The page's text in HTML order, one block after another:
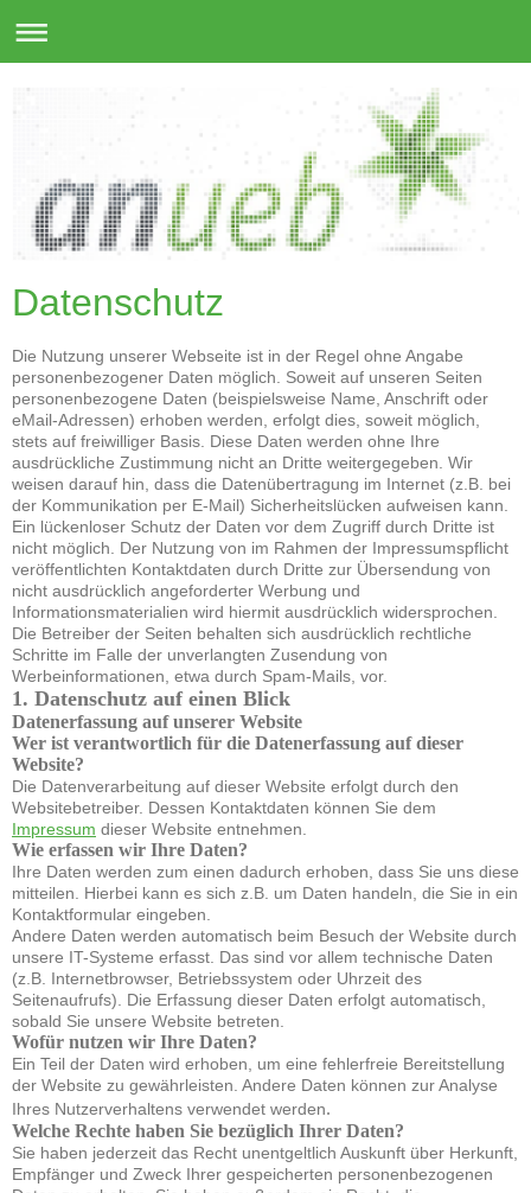
Datenschutz
Die Nutzung unserer Webseite ist in der Regel ohne Angabe
personenbezogener Daten möglich. Soweit auf unseren Seiten
personenbezogene Daten (beispielsweise Name, Anschrift oder
eMail-Adressen) erhoben werden, erfolgt dies, soweit möglich,
stets auf freiwilliger Basis. Diese Daten werden ohne Ihre
ausdrückliche Zustimmung nicht an Dritte weitergegeben. Wir
weisen darauf hin, dass die Datenübertragung im Internet (z.B. bei
der Kommunikation per E-Mail) Sicherheitslücken aufweisen kann.
Ein lückenloser Schutz der Daten vor dem Zugriff durch Dritte ist
nicht möglich. Der Nutzung von im Rahmen der Impressumspflicht
veröffentlichten Kontaktdaten durch Dritte zur Übersendung von
nicht ausdrücklich angeforderter Werbung und
Informationsmaterialien wird hiermit ausdrücklich widersprochen.
Die Betreiber der Seiten behalten sich ausdrücklich rechtliche
Schritte im Falle der unverlangten Zusendung von
Werbeinformationen, etwa durch Spam-Mails, vor.
1. Datenschutz auf einen Blick
Datenerfassung auf unserer Website
Wer ist verantwortlich für die Datenerfassung auf dieser
Website?
Die Datenverarbeitung auf dieser Website erfolgt durch den
Websitebetreiber. Dessen Kontaktdaten können Sie dem
Impressum dieser Website entnehmen.
Wie erfassen wir Ihre Daten?
Ihre Daten werden zum einen dadurch erhoben, dass Sie uns diese
mitteilen. Hierbei kann es sich z.B. um Daten handeln, die Sie in ein
Kontaktformular eingeben.
Andere Daten werden automatisch beim Besuch der Website durch
unsere IT-Systeme erfasst. Das sind vor allem technische Daten
(z.B. Internetbrowser, Betriebssystem oder Uhrzeit des
Seitenaufrufs). Die Erfassung dieser Daten erfolgt automatisch,
sobald Sie unsere Website betreten.
Wofür nutzen wir Ihre Daten?
Ein Teil der Daten wird erhoben, um eine fehlerfreie Bereitstellung
der Website zu gewährleisten. Andere Daten können zur Analyse
Ihres Nutzerverhaltens verwendet werden.
Welche Rechte haben Sie bezüglich Ihrer Daten?
Sie haben jederzeit das Recht unentgeltlich Auskunft über Herkunft,
Empfänger und Zweck Ihrer gespeicherten personenbezogenen